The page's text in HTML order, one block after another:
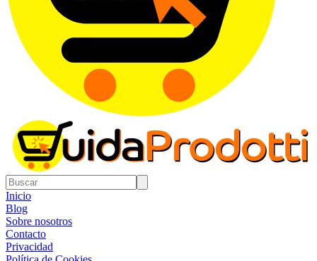
Inicio
Blog
Sobre nosotros
Contacto
Privacidad